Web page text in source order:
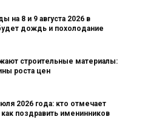
на 8 и 9 августа 2026 в
дождь и похолодание
строительные материалы:
роста цен
2026 года: кто отмечает
как поздравить именинников